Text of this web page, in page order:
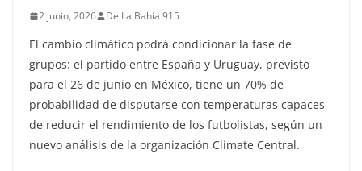
2 junio, 2026 De La Bahía 915
El cambio climático podrá condicionar la fase de
grupos: el partido entre España y Uruguay, previsto
para el 26 de junio en México, tiene un 70% de
probabilidad de disputarse con temperaturas capaces
de reducir el rendimiento de los futbolistas, según un
nuevo análisis de la organización Climate Central.